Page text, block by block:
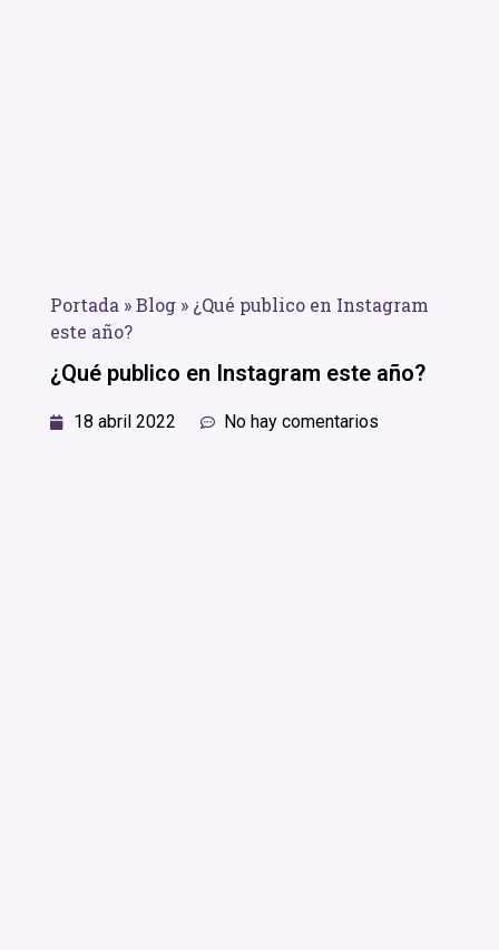
Portada»Blog» ¿Qué publico en Instagram
este año?
¿Qué publico en Instagram este año?
18 abril 2022 No hay comentarios